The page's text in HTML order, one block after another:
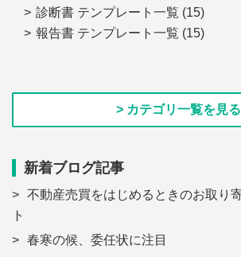
診断書 テンプレート一覧 (15)
報告書 テンプレート一覧 (15)
> カテゴリ一覧を見る
新着ブログ記事
不動産売買をはじめるときのお取り
ト
春寒の候、委任状に注目